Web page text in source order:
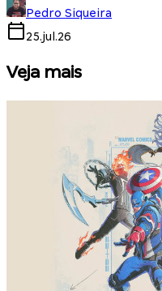
Pedro Siqueira
25.jul.26
Veja mais